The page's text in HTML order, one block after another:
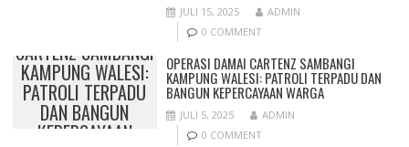
JULI 15, 2025
ADMIN
0 COMMENT
CARTENZ SAMBANGI
KAMPUNG WALESI:
PATROLI TERPADU
DAN BANGUN
KEPERCAYAAN
OPERASI DAMAI CARTENZ SAMBANGI
KAMPUNG WALESI: PATROLI TERPADU DAN
BANGUN KEPERCAYAAN WARGA
JULI 5, 2025
ADMIN
0 COMMENT